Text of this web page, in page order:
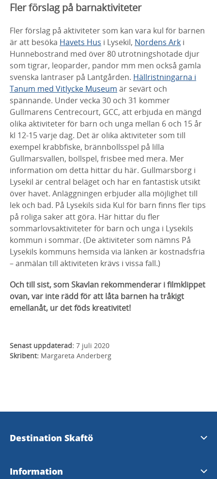
Fler förslag på barnaktiviteter
Fler förslag på aktiviteter som kan vara kul för barnen
är att besöka Havets Hus i Lysekil, Nordens Ark i
Hunnebostrand med över 80 utrotningshotade djur
som tigrar, leoparder, pandor mm men också gamla
svenska lantraser på Lantgården. Hällristningarna i
Tanum med Vitlycke Museum är sevärt och
spännande. Under vecka 30 och 31 kommer
Gullmarens Centrecourt, GCC, att erbjuda en mängd
olika aktiviteter för barn och unga mellan 6 och 15 år
kl 12-15 varje dag. Det är olika aktiviteter som till
exempel krabbfiske, brännbollsspel på lilla
Gullmarsvallen, bollspel, frisbee med mera. Mer
information om detta hittar du här. Gullmarsborg i
Lysekil är central beläget och har en fantastisk utsikt
över havet. Anläggningen erbjuder alla möjlighet till
lek och bad. På Lysekils sida Kul för barn finns fler tips
på roliga saker att göra. Här hittar du fler
sommarlovsaktiviteter för barn och unga i Lysekils
kommun i sommar. (De aktiviteter som nämns På
Lysekils kommuns hemsida via länken är kostnadsfria
– anmälan till aktiviteten krävs i vissa fall.)
Och till sist, som Skavlan rekommenderar i filmklippet
ovan, var inte rädd för att låta barnen ha tråkigt
emellanåt, ur det föds kreativitet!
Senast uppdaterad: 7 juli 2020
Skribent: Margareta Anderberg
Destination Skaftö
Kontakta oss
Information